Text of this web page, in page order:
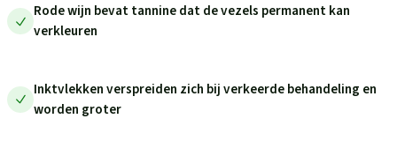
Rode wijn bevat tannine dat de vezels permanent kan
verkleuren
Inktvlekken verspreiden zich bij verkeerde behandeling en
worden groter